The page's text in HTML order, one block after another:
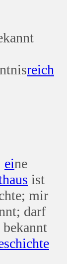
reich
eine
haus ist
mir
darf
bekannt